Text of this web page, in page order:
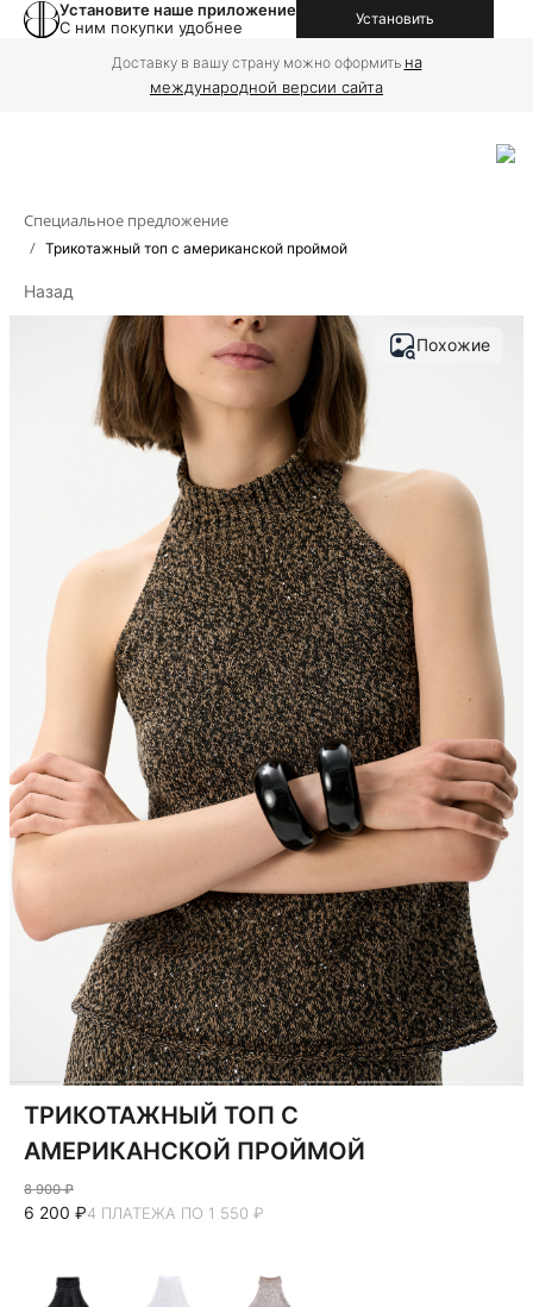
Установите наше приложение
С ним покупки удобнее
Установить
Доставку в вашу страну можно оформить на
международной версии сайта
Специальное предложение
/ Трикотажный топ с американской проймой
Назад
Похожие
ТРИКОТАЖНЫЙ ТОП С
АМЕРИКАНСКОЙ ПРОЙМОЙ
8 900 ₽
6 200 ₽4 ПЛАТЕЖА ПО 1 550 ₽